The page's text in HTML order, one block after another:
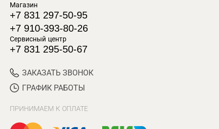
Магазин
+7 831 297-50-95
+7 910-393-80-26
Сервисный центр
+7 831 295-50-67
ЗАКАЗАТЬ ЗВОНОК
ГРАФИК РАБОТЫ
ПРИНИМАЕМ К ОПЛАТЕ